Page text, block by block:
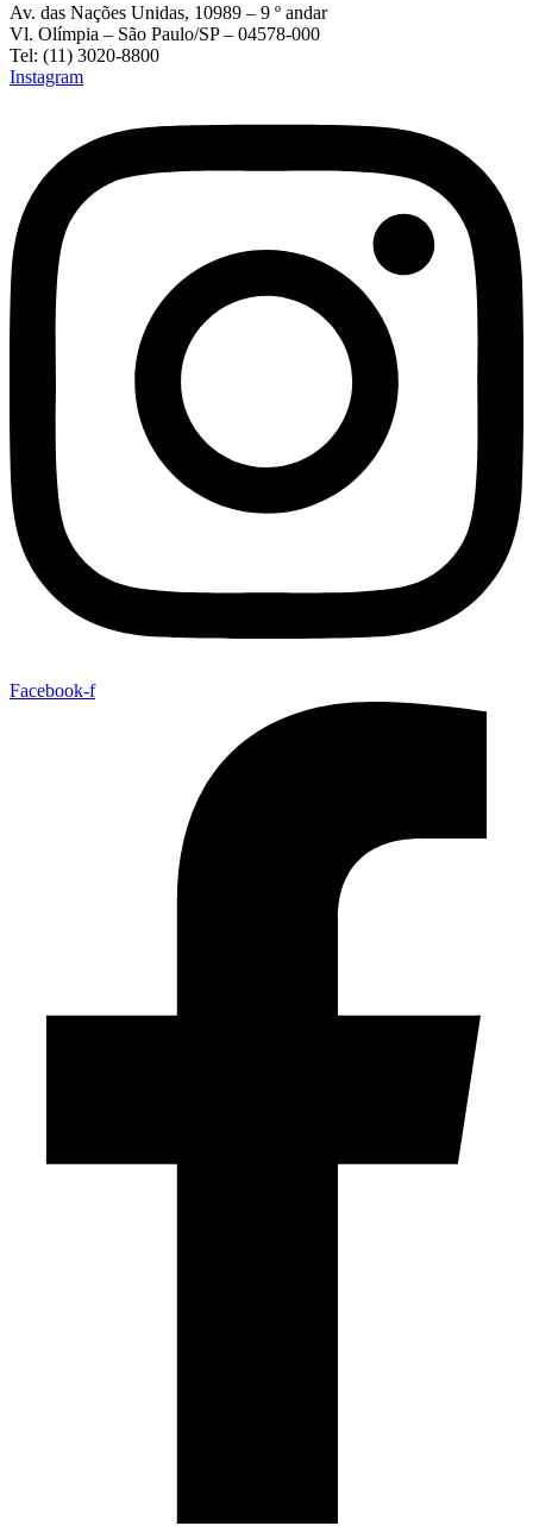
Av. das Nações Unidas, 10989 – 9 º andar
Vl. Olímpia – São Paulo/SP – 04578-000
Tel: (11) 3020-8800
Instagram
Facebook-f